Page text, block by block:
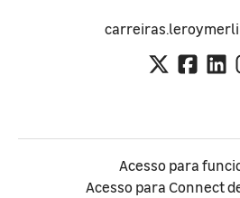
Acesso para
Acesso para Connect